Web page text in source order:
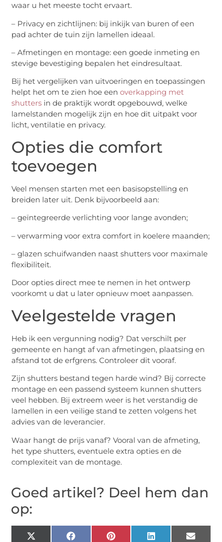
waar u het meeste tocht ervaart.
– Privacy en zichtlijnen: bij inkijk van buren of een
pad achter de tuin zijn lamellen ideaal.
– Afmetingen en montage: een goede inmeting en
stevige bevestiging bepalen het eindresultaat.
Bij het vergelijken van uitvoeringen en toepassingen
helpt het om te zien hoe eenoverkapping met
shutters in de praktijk wordt opgebouwd, welke
lamelstanden mogelijk zijn en hoe dit uitpakt voor
licht, ventilatie en privacy.
Opties die comfort
toevoegen
Veel mensen starten met een basisopstelling en
breiden later uit. Denk bijvoorbeeld aan:
– geïntegreerde verlichting voor lange avonden;
– verwarming voor extra comfort in koelere maanden;
– glazen schuifwanden naast shutters voor maximale
flexibiliteit.
Door opties direct mee te nemen in het ontwerp
voorkomt u dat u later opnieuw moet aanpassen.
Veelgestelde vragen
Heb ik een vergunning nodig? Dat verschilt per
gemeente en hangt af van afmetingen, plaatsing en
afstand tot de erfgrens. Controleer dit vooraf.
Zijn shutters bestand tegen harde wind? Bij correcte
montage en een passend systeem kunnen shutters
veel hebben. Bij extreem weer is het verstandig de
lamellen in een veilige stand te zetten volgens het
advies van de leverancier.
Waar hangt de prijs vanaf? Vooral van de afmeting,
het type shutters, eventuele extra opties en de
complexiteit van de montage.
Goed artikel? Deel hem dan
op:
X FacebookPinterestLinkedIn Email